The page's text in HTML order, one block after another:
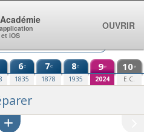
6e
1835
7e
1878
8e
1935
9e
2024
10e
E.C.
iOS
OUVRIR